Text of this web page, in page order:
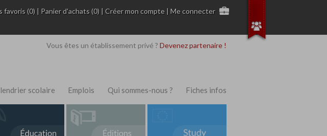
favoris (0) | Panier d'achats (0) |Créer mon compte |Me connecter
Vous êtes un établissement privé ? Devenez partenaire !
scolaire Emplois Qui sommes-nous ? Fiches infos